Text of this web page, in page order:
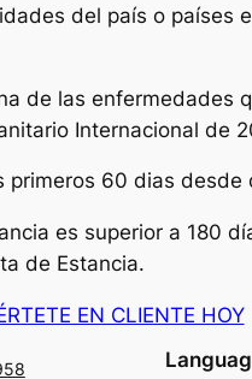
del país o países
de las enfermedades
Internacional de
60 dias
es superior a 180
de Estancia.
EN CLIENTE HOY